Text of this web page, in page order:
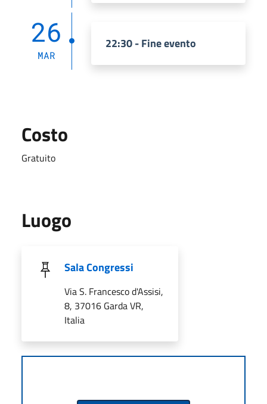
26
MAR
22:30 - Fine evento
Costo
Gratuito
Luogo
Sala Congressi
Via S. Francesco d'Assisi,
8, 37016 Garda VR,
Italia